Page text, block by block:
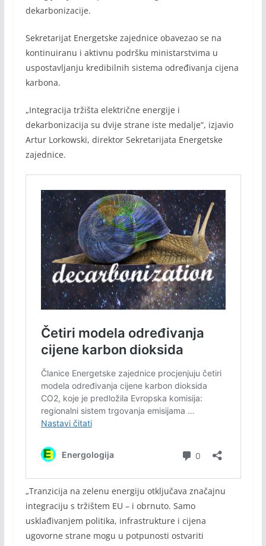
dekarbonizacije.
Sekretarijat Energetske zajednice obavezao se na
kontinuiranu i aktivnu podršku ministarstvima u
uspostavljanju kredibilnih sistema određivanja cijena
karbona.
„Integracija tržišta električne energije i
dekarbonizacija su dvije strane iste medalje“, izjavio
Artur Lorkowski, direktor Sekretarijata Energetske
zajednice.
„Tranzicija na zelenu energiju otključava značajnu
integraciju s tržištem EU – i obrnuto. Samo
usklađivanjem politika, infrastrukture i cijena
ugovorne strane mogu u potpunosti ostvariti